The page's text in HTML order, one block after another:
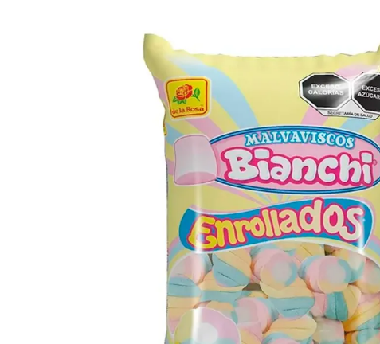
Botanas y bebidas